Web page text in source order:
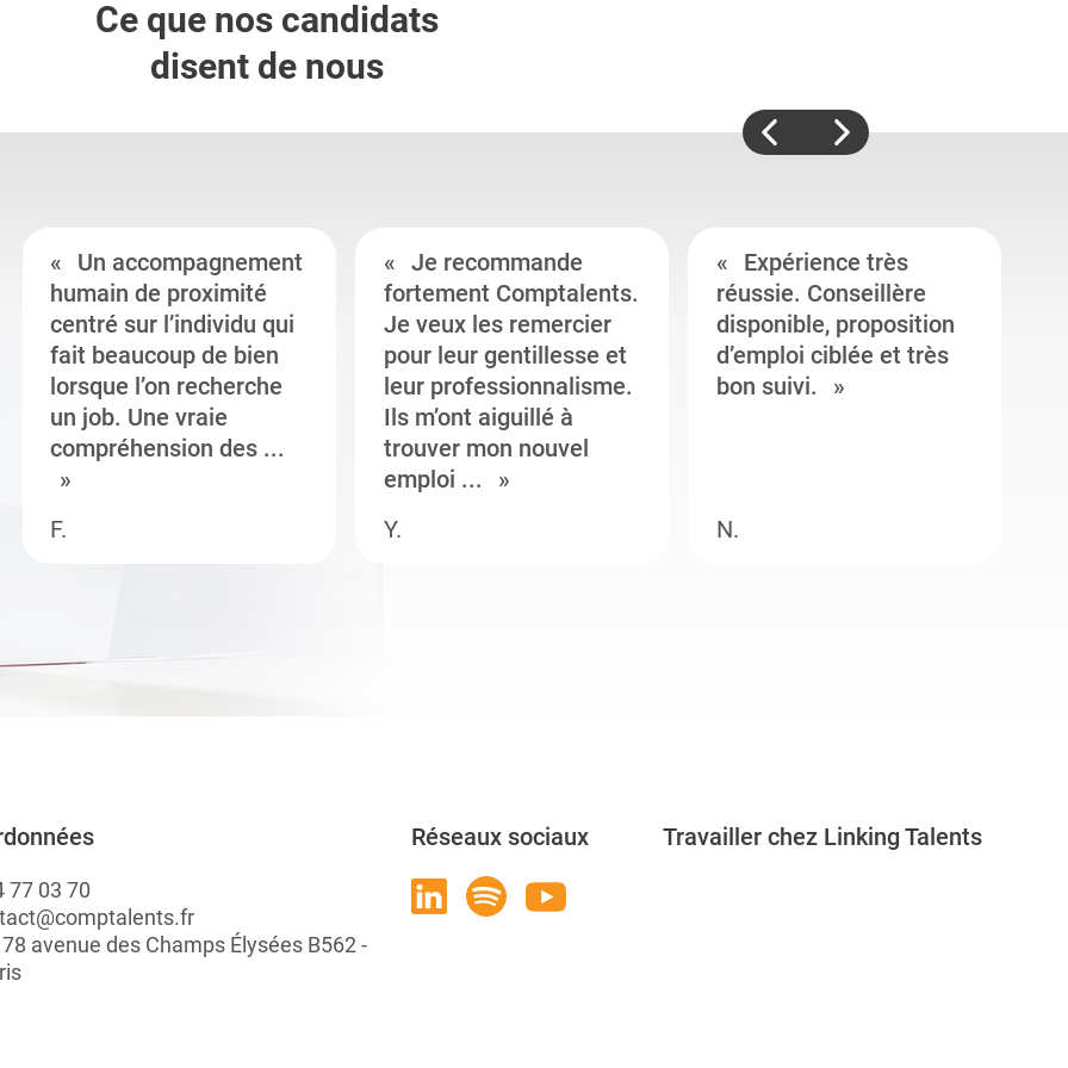
Ce que nos candidats
disent de nous
Un accompagnement
humain de proximité
centré sur l’individu qui
fait beaucoup de bien
lorsque l’on recherche
un job. Une vraie
compréhension des ...
F.
Je recommande
fortement Comptalents.
Je veux les remercier
pour leur gentillesse et
leur professionnalisme.
Ils m’ont aiguillé à
trouver mon nouvel
emploi ...
Y.
Expérience très
réussie. Conseillère
disponible, proposition
d’emploi ciblée et très
bon suivi.
N.
77 03 70
avenue des Champs Élysées B562 -
Réseaux sociaux Travailler chez Linking Talents